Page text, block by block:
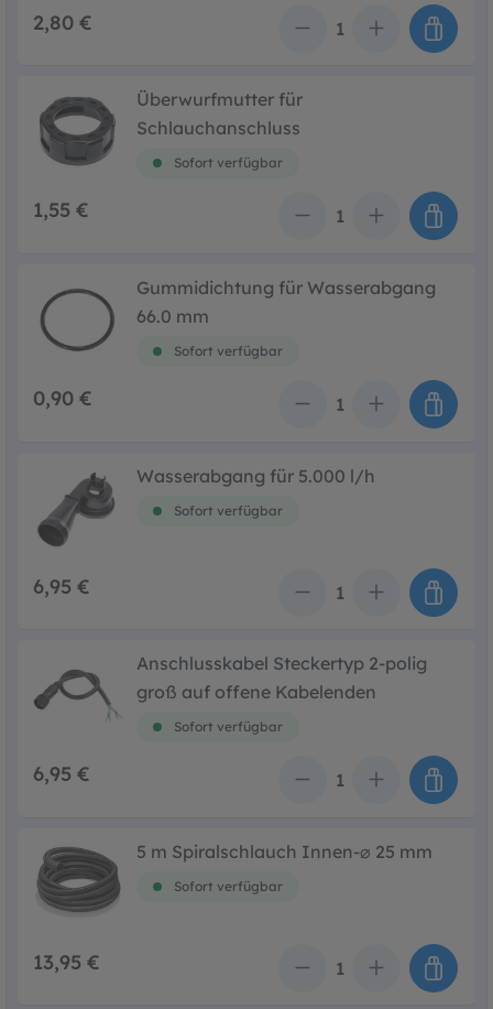
2,80 €
Überwurfmutter für
Schlauchanschluss
Sofort verfügbar
1,55 €
Gummidichtung für Wasserabgang
66.0 mm
Sofort verfügbar
0,90 €
Wasserabgang für 5.000 l/h
Sofort verfügbar
6,95 €
Anschlusskabel Steckertyp 2-polig
groß auf offene Kabelenden
Sofort verfügbar
6,95 €
5 m Spiralschlauch Innen-⌀ 25 mm
Sofort verfügbar
13,95 €